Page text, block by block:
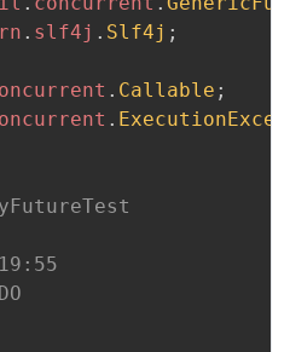
. slf4j . Slf4j ;
. Callable ;
.